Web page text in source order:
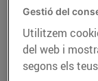
Gestió del
Utilitzem
del web i
segons els